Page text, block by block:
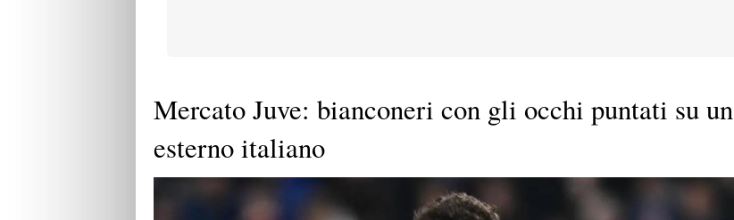
Mercato Juve: bianconeri con gli occhi puntati su un
esterno italiano